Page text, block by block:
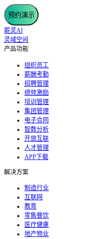
预约演示
薪灵AI
灵域空间
产品功能
组织员工
薪酬考勤
招聘管理
绩效激励
培训管理
集团管理
电子合同
智数分析
开放互联
人才管理
APP下载
解决方案
制造行业
互联网
教育
零售餐饮
医疗健康
地产物业